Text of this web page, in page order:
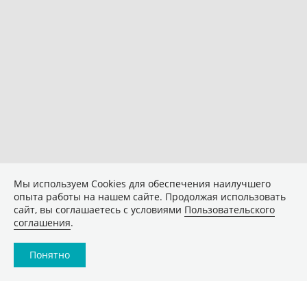
Мы используем Сookies для обеспечения наилучшего
опыта работы на нашем сайте. Продолжая использовать
сайт, вы соглашаетесь с условиями Пользовательского
соглашения.
Понятно